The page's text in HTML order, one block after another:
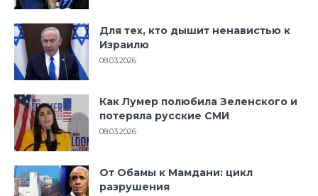
Для тех, кто дышит ненавистью к
Израилю
08.03.2026
Как Лумер полюбила Зеленского и
потеряла русские СМИ
08.03.2026
От Обамы к Мамдани: цикл
разрушения